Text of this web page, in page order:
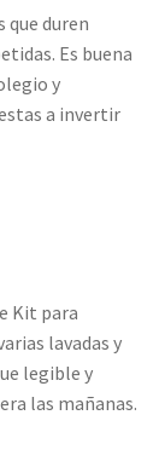
que duren
Es buena
y
a invertir
Kit para
lavadas y
legible y
las mañanas.